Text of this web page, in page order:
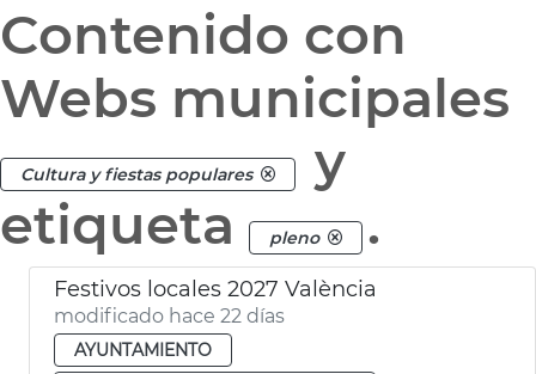
Contenido con
Webs municipales
Cultura y fiestas populares
y
etiqueta
pleno .
Festivos locales 2027 València
modificado hace 22 días
AYUNTAMIENTO